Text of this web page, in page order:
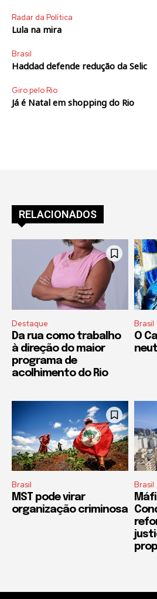
Radar da Política
Lula na mira
Brasil
Haddad defende redução da Selic
Giro pelo Rio
Já é Natal em shopping do Rio
RELACIONADOS
Destaque
Da rua como trabalho
à direção do maior
programa de
acolhimento do Rio
Brasil
O
Brasil
MST pode virar
organização criminosa
Brasil